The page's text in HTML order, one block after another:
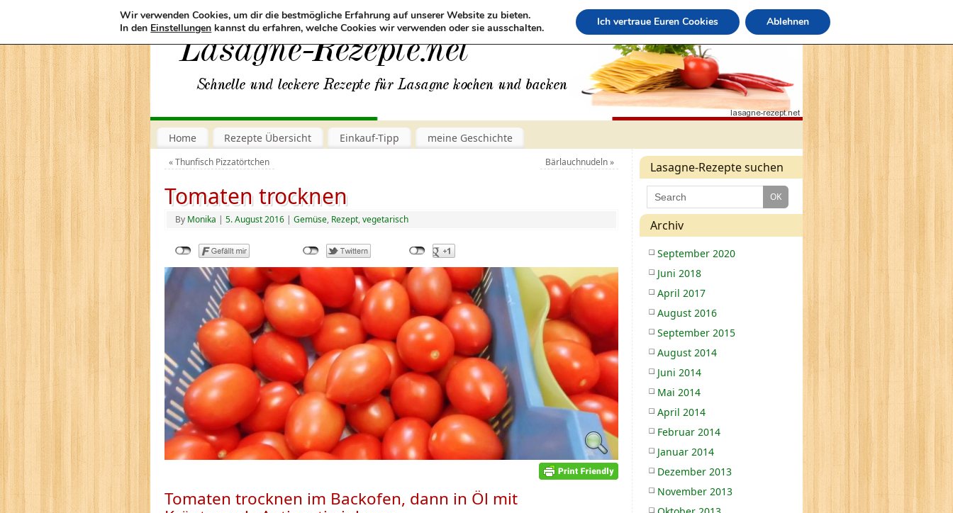
Home Rezepte Übersicht Einkauf-Tipp meine Geschichte
«Thunfisch Pizzatörtchen Bärlauchnudeln»
Tomaten trocknen
By Monika | 5. August 2016 | Gemüse, Rezept,vegetarisch
Tomaten trocknen im Backofen, dann in Öl mit
Lasagne-Rezepte suchen
Archiv
September 2020
Juni 2018
April 2017
August 2016
September 2015
August 2014
Juni 2014
Mai 2014
April 2014
Februar 2014
Januar 2014
Dezember 2013
November 2013
Wir verwenden Cookies, um dir die bestmögliche Erfahrung auf unserer Website zu bieten.
In den Einstellungen kannst du erfahren, welche Cookies wir verwenden oder sie ausschalten. Ich vertraue Euren Cookies Ablehnen